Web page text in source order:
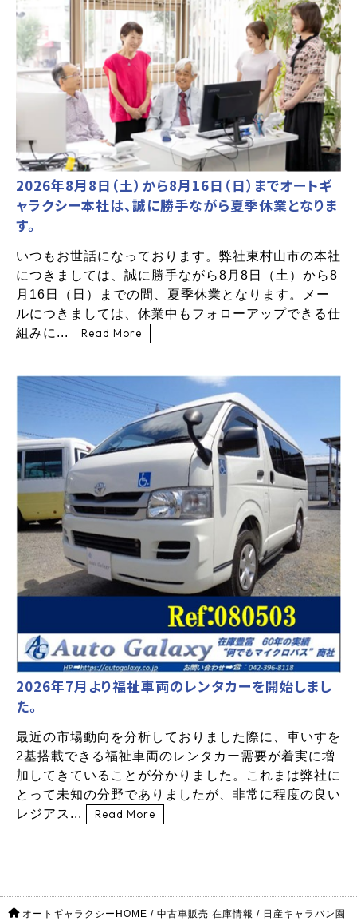
2026年8月8日（土）から8月16日（日）までオートギ
ャラクシー本社は、誠に勝手ながら夏季休業となりま
す。
いつもお世話になっております。弊社東村山市の本社
につきましては、誠に勝手ながら8月8日（土）から8
月16日（日）までの間、夏季休業となります。メー
ルにつきましては、休業中もフォローアップできる仕
組みに...
Read More
2026年7月より福祉車両のレンタカーを開始しまし
た。
最近の市場動向を分析しておりました際に、車いすを
2基搭載できる福祉車両のレンタカー需要が着実に増
加してきていることが分かりました。これまは弊社に
とって未知の分野でありましたが、非常に程度の良い
レジアス...
Read More
オートギャラクシーHOME / 中古車販売 在庫情報 / 日産キャラバン園